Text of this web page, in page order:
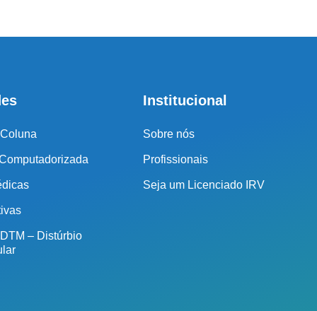
– Distúrbio
Institucional
Sobre nós
Profissionais
Seja um Licenciado IRV
Demais Localidades:
0800 494 8888